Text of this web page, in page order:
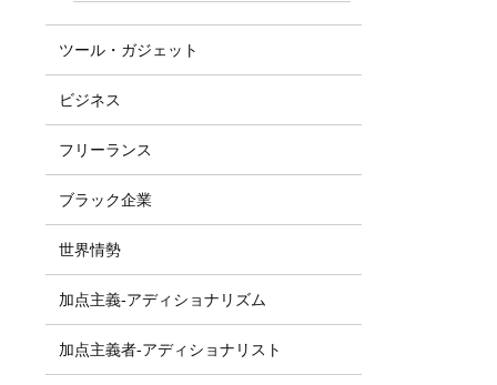
ツール・ガジェット
ビジネス
フリーランス
ブラック企業
世界情勢
加点主義-アディショナリズム
加点主義者-アディショナリスト